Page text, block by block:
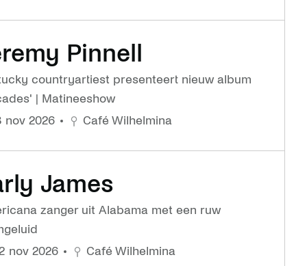
Pinnell
countryartiest presenteert nieuw album
| Matineeshow
nov 2026
Café Wilhelmina
James
zanger uit Alabama met een ruw
nov 2026
Café Wilhelmina